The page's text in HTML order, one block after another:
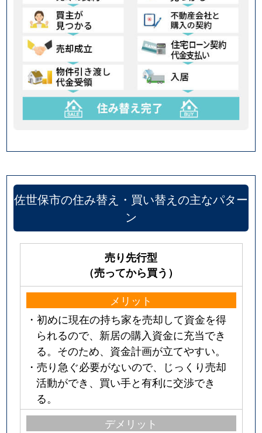
佐世保市の住み替え・買い替えの主なパター
ン
売り先行型
（売ってから買う）
メリット
・初めに現在の持ち家を売却して資金を得
られるので、新居の購入資金に充当でき
る。そのため、資金計画が立てやすい。
・売り急ぐ必要がないので、じっくり売却
活動ができ、買い手と有利に交渉でき
る。
デメリット